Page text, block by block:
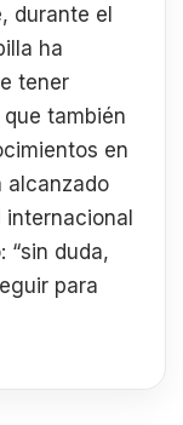
durante el
ha
tener
también
en
alcanzado
internacional
“sin duda,
para